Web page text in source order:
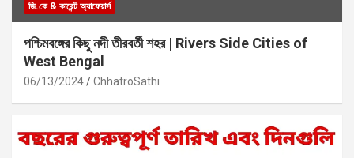
জি.কে & কারেন্ট অ্যাফেয়ার্স
পশ্চিমবঙ্গের কিছু নদী তীরবর্তী শহর | Rivers Side Cities of
West Bengal
06/13/2024 ChhatroSathi